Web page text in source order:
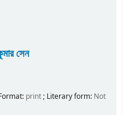
সেন
print; Literary form: Not